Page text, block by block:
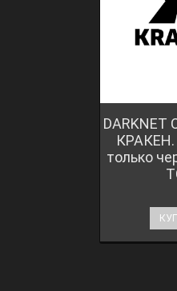
КРАКЕН.
только